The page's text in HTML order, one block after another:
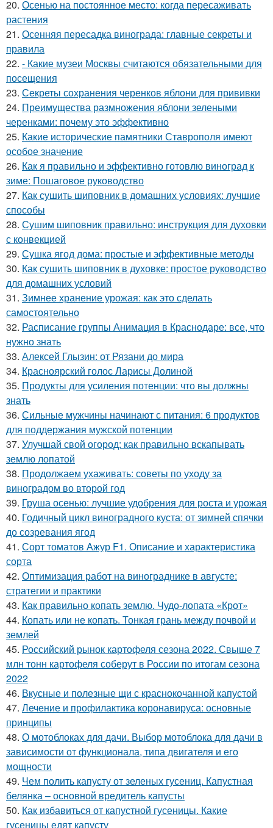
20. Осенью на постоянное место: когда пересаживать
растения
21. Осенняя пересадка винограда: главные секреты и
правила
22. - Какие музеи Москвы считаются обязательными для
посещения
23. Секреты сохранения черенков яблони для прививки
24. Преимущества размножения яблони зелеными
черенками: почему это эффективно
25. Какие исторические памятники Ставрополя имеют
особое значение
26. Как я правильно и эффективно готовлю виноград к
зиме: Пошаговое руководство
27. Как сушить шиповник в домашних условиях: лучшие
способы
28. Сушим шиповник правильно: инструкция для духовки
с конвекцией
29. Сушка ягод дома: простые и эффективные методы
30. Как сушить шиповник в духовке: простое руководство
для домашних условий
31. Зимнее хранение урожая: как это сделать
самостоятельно
32. Расписание группы Анимация в Краснодаре: все, что
нужно знать
33. Алексей Глызин: от Рязани до мира
34. Красноярский голос Ларисы Долиной
35. Продукты для усиления потенции: что вы должны
знать
36. Сильные мужчины начинают с питания: 6 продуктов
для поддержания мужской потенции
37. Улучшай свой огород: как правильно вскапывать
землю лопатой
38. Продолжаем ухаживать: советы по уходу за
виноградом во второй год
39. Груша осенью: лучшие удобрения для роста и урожая
40. Годичный цикл виноградного куста: от зимней спячки
до созревания ягод
41. Сорт томатов Ажур F1. Описание и характеристика
сорта
42. Оптимизация работ на винограднике в августе:
стратегии и практики
43. Как правильно копать землю. Чудо-лопата «Крот»
44. Копать или не копать. Тонкая грань между почвой и
землей
45. Российский рынок картофеля сезона 2022. Свыше 7
млн тонн картофеля соберут в России по итогам сезона
2022
46. Вкусные и полезные щи с краснокочанной капустой
47. Лечение и профилактика коронавируса: основные
принципы
48. О мотоблоках для дачи. Выбор мотоблока для дачи в
зависимости от функционала, типа двигателя и его
мощности
49. Чем полить капусту от зеленых гусениц. Капустная
белянка – основной вредитель капусты
50. Как избавиться от капустной гусеницы. Какие
гусеницы едят капусту